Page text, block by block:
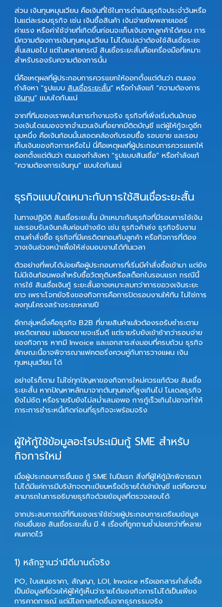
ส่วน เงินทุนหมุนเวียน คือเงินที่ใช้ในการดำเนินธุรกิจประจำวันหรือ
ในแต่ละรอบธุรกิจ เช่น เงินซื้อสินค้า เงินจ่ายซัพพลายเออร์
ค่าแรง หรือค่าใช้จ่ายที่เกิดขึ้นก่อนจะเก็บเงินจากลูกค้าได้ครบ การ
มีความต้องการเงินทุนหมุนเวียน ไม่ได้แปลว่าต้องใช้สินเชื่อระยะ
สั้นเสมอไป แต่ในหลายกรณี สินเชื่อระยะสั้นคือเครื่องมือที่เหมาะ
สำหรับรองรับความต้องการนั้น
นี่คือเหตุผลที่ผู้ประกอบการควรแยกให้ออกตั้งแต่ต้นว่า ตนเอง
กำลังหา “รูปแบบ สินเชื่อระยะสั้น” หรือกำลังแก้ “ความต้องการ
เงินทุน” แบบใดกันแน่
จากที่ทีมของเราพบในการทำงานจริง ธุรกิจที่เพิ่งเริ่มต้นมักขอ
วงเงินโดยมองจากจำนวนเงินที่อยากมีติดบัญชี แต่ผู้ให้กู้จะดูอีก
มุมหนึ่ง คือเงินก้อนนั้นสอดคล้องกับรอบซื้อ รอบขาย และรอบ
เก็บเงินของกิจการหรือไม่ นี่คือเหตุผลที่ผู้ประกอบการควรแยกให้
ออกตั้งแต่ต้นว่า ตนเองกำลังหา “รูปแบบสินเชื่อ” หรือกำลังแก้
“ความต้องการเงินทุน” แบบใดกันแน่
ธุรกิจแบบใดเหมาะกับการใช้สินเชื่อระยะสั้น
ในทางปฏิบัติ สินเชื่อระยะสั้น มักเหมาะกับธุรกิจที่มีรอบการใช้เงิน
และรอบรับเงินกลับค่อนข้างชัด เช่น ธุรกิจค้าส่ง ธุรกิจรับงาน
ตามคำสั่งซื้อ ธุรกิจที่มีเครดิตเทอมกับลูกค้า หรือกิจการที่ต้อง
วางเงินล่วงหน้าเพื่อให้ส่งมอบงานได้ทันเวลา
ตัวอย่างที่พบได้บ่อยคือผู้ประกอบการที่เริ่มมีคำสั่งซื้อเข้ามา แต่ยัง
ไม่มีเงินก้อนพอสำหรับซื้อวัตถุดิบหรือสต็อกในรอบแรก กรณีนี้
การใช้ สินเชื่อเงินกู้ ระยะสั้นอาจเหมาะสมกว่าการขอวงเงินระยะ
ยาว เพราะโจทย์จริงของกิจการคือการปิดรอบงานให้ทัน ไม่ใช่การ
ลงทุนโครงสร้างระยะหลายปี
อีกกลุ่มหนึ่งคือธุรกิจ B2B ที่ขายสินค้าแล้วต้องรอรับชำระตาม
เครดิตเทอม แม้ยอดขายจะเริ่มดี แต่รายรับยังเข้าช้ากว่ารอบจ่าย
ของกิจการ หากมี Invoice และเอกสารส่งมอบที่ครบถ้วน ธุรกิจ
ลักษณะนี้อาจพิจารณาแฟคตอริ่งควบคู่กับการวางแผน เงิน
ทุนหมุนเวียน ได้
อย่างไรก็ตาม ไม่ใช่ทุกปัญหาของกิจการใหม่ควรแก้ด้วย สินเชื่อ
ระยะสั้น หากปัญหาหลักมาจากต้นทุนคงที่สูงเกินไป โมเดลธุรกิจ
ยังไม่ชัด หรือรายรับยังไม่สม่ำเสมอพอ การกู้เร็วเกินไปอาจทำให้
ภาระการชำระหนี้เกิดก่อนที่ธุรกิจจะพร้อมจริง
ผู้ให้กู้ใช้ข้อมูลอะไรประเมินกู้ SME สำหรับ
กิจการใหม่
เมื่อผู้ประกอบการยื่นขอกู้ SME ในปีแรก สิ่งที่ผู้ให้กู้มักพิจารณา
ไม่ได้มีแค่การมีบริษัทจดทะเบียนหรือมีรายได้เข้าบัญชี แต่คือความ
สามารถในการอธิบายธุรกิจด้วยข้อมูลที่ตรวจสอบได้
จากประสบการณ์ที่ทีมของเราใช้ช่วยผู้ประกอบการเตรียมข้อมูล
ก่อนยื่นขอ สินเชื่อระยะสั้น มี 4 เรื่องที่ถูกถามซ้ำบ่อยกว่าที่หลาย
คนคาดไว้
1) หลักฐานว่ามีดีมานด์จริง
PO, ใบเสนอราคา, สัญญา, LOI, Invoice หรือเอกสารคำสั่งซื้อ
เป็นข้อมูลที่ช่วยให้ผู้ให้กู้เห็นว่ารายได้ของกิจการไม่ได้เป็นเพียง
การคาดการณ์ แต่มีโอกาสเกิดขึ้นจากธุรกรรมจริง